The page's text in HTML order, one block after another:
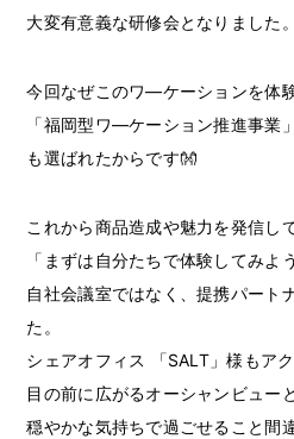
大変有意義な研修会となりました。
今回なぜこのワ―ケーションを体
「福岡型ワ―ケーション推進事業
も選ばれたからです👐
これから商品造成や魅力を発信し
「まずは自分たちで体験してみよ
自社会議室ではなく、提携パート
た。
シェアオフィス 「SALT」様もア
目の前に広がるオーシャンビュー
穏やかな気持ちで過ごせること間